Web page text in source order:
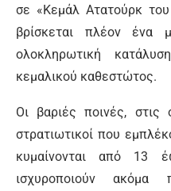
σε «Κεμάλ Ατατούρκ
βρίσκεται πλέον ένα
ολοκληρωτική
κεμαλικού καθεστώτος.
Οι βαριές ποινές, στις
στρατιωτικοί που
κυμαίνονται από 13
ισχυροποιούν ακόμα